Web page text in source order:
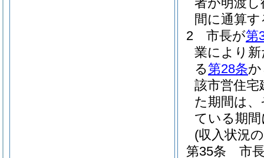
間に通算す
2
市長が第
業により
る第28条
該市営住
た期間は
ている期
(収入状況
第35条
市